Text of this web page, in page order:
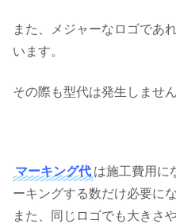
また、メジャーなロゴであ
います。
その際も型代は発生しません
マーキング代 は施工費用に
ーキングする数だけ必要にな
また、同じロゴでも大きさ